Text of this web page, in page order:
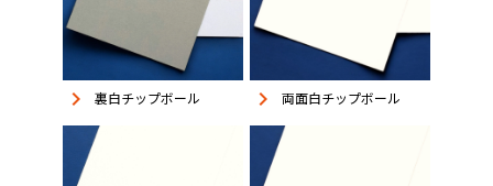
keyboard_arrow_right 裏白チップボール keyboard_arrow_right 両面白チップボール